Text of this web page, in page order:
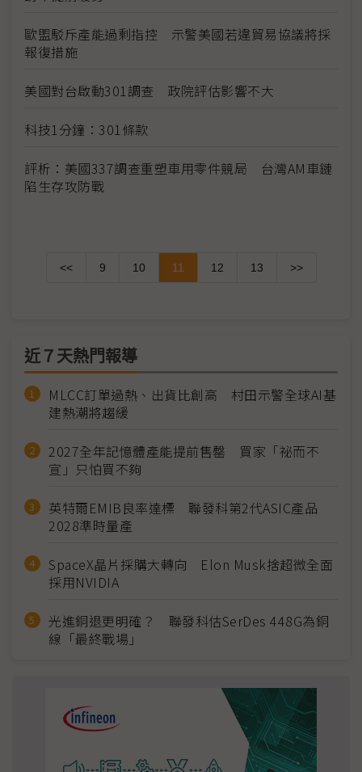
歐盟駁斥產能過剩指控 示警美國若違貿易協議將採
報復措施
美國對台啟動301調查 政院評估影響不大
科技1分鐘：301條款
評析：美國337調查重塑車用零件競局 台灣AM車鏈
陷生存攻防戰
<< 9 10 11 12 13 >>
近７天熱門報導
MLCC訂單過熱、出貨比創高 村田示警全球AI基
建熱潮將趨緩
2027全年記憶體產能提前售罄 買家「祕而不
宣」只怕買不夠
英特爾EMIB良率達標 聯發科第2代ASIC產品
2028準時量產
SpaceX晶片採購大轉向 Elon Musk捨超微全面
採用NVIDIA
光進銅退更明確？ 聯發科估SerDes 448G為銅
線「最終戰場」